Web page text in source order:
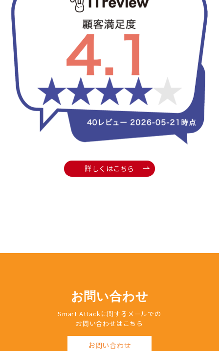
詳しくはこちら
お問い合わせ
Smart Attackに関するメールでの
お問い合わせはこちら
お問い合わせ